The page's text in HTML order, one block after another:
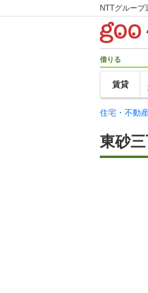
NTTグルー
借りる
賃貸
住宅・不動
東砂